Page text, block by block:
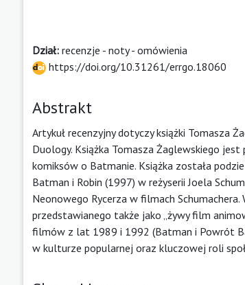
Dział: recenzje - noty - omówienia
https://doi.org/10.31261/errgo.18060
Abstrakt
Artykuł recenzyjny dotyczy książki Tomasza
Duology. Książka Tomasza Żaglewskiego
komiksów o Batmanie. Książka została
Batman i Robin (1997) w reżyserii Joela
Neonowego Rycerza w filmach
przedstawianego także jako „żywy film
filmów z lat 1989 i 1992 (Batman i Powrót
w kulturze popularnej oraz kluczowej roli